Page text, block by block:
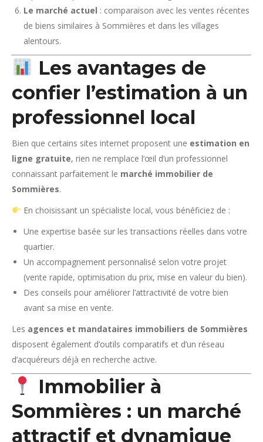
Le marché actuel : comparaison avec les ventes récentes
de biens similaires à Sommières et dans les villages
alentours.
Les avantages de
confier l’estimation à un
professionnel local
Bien que certains sites internet proposent une estimation en
ligne gratuite, rien ne remplace l’œil d’un professionnel
connaissant parfaitement le marché immobilier de
Sommières.
En choisissant un spécialiste local, vous bénéficiez de :
Une expertise basée sur les transactions réelles dans votre
quartier.
Un accompagnement personnalisé selon votre projet
(vente rapide, optimisation du prix, mise en valeur du bien).
Des conseils pour améliorer l’attractivité de votre bien
avant sa mise en vente.
Les agences et mandataires immobiliers de Sommières
disposent également d’outils comparatifs et d’un réseau
d’acquéreurs déjà en recherche active.
Immobilier à
Sommières : un marché
attractif et dynamique